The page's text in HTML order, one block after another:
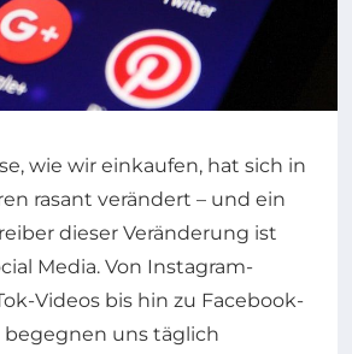
wie wir einkaufen, hat sich in
rasant verändert – und ein
dieser Veränderung ist
Media. Von Instagram-
Videos bis hin zu Facebook-
uns täglich